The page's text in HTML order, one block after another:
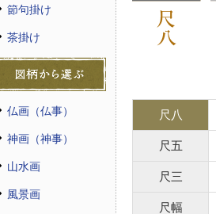
節句掛け
茶掛け
仏画（仏事）
神画（神事）
山水画
風景画
尺八
尺五
尺三
尺幅